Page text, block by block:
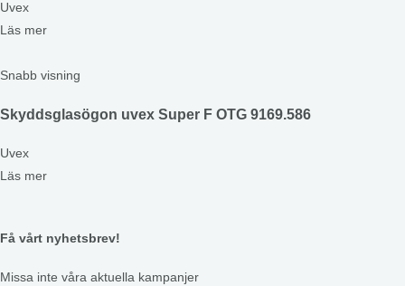
Uvex
Läs mer
Snabb visning
Skyddsglasögon uvex Super F OTG 9169.586
Uvex
Läs mer
Få vårt nyhetsbrev!
Missa inte våra aktuella kampanjer